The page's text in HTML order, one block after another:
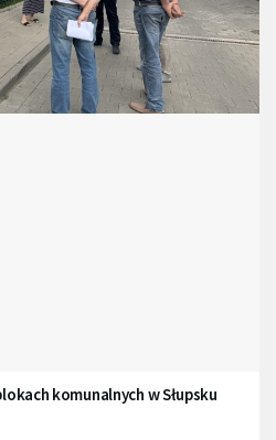
komunalnych w Słupsku